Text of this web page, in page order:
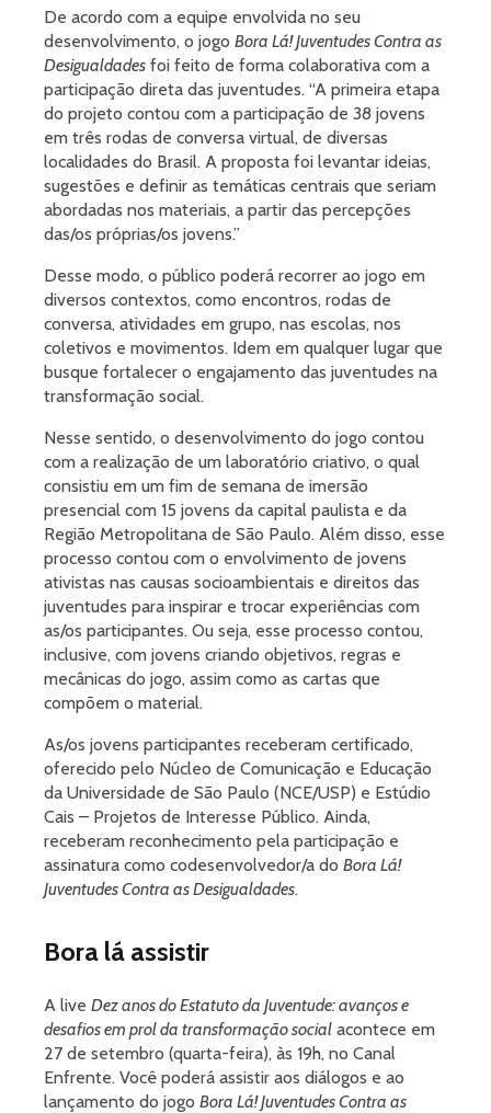
De acordo com a equipe envolvida no seu
desenvolvimento, o jogo Bora Lá! Juventudes Contra as
Desigualdades foi feito de forma colaborativa com a
participação direta das juventudes. “A primeira etapa
do projeto contou com a participação de 38 jovens
em três rodas de conversa virtual, de diversas
localidades do Brasil. A proposta foi levantar ideias,
sugestões e definir as temáticas centrais que seriam
abordadas nos materiais, a partir das percepções
das/os próprias/os jovens.”
Desse modo, o público poderá recorrer ao jogo em
diversos contextos, como encontros, rodas de
conversa, atividades em grupo, nas escolas, nos
coletivos e movimentos. Idem em qualquer lugar que
busque fortalecer o engajamento das juventudes na
transformação social.
Nesse sentido, o desenvolvimento do jogo contou
com a realização de um laboratório criativo, o qual
consistiu em um fim de semana de imersão
presencial com 15 jovens da capital paulista e da
Região Metropolitana de São Paulo. Além disso, esse
processo contou com o envolvimento de jovens
ativistas nas causas socioambientais e direitos das
juventudes para inspirar e trocar experiências com
as/os participantes. Ou seja, esse processo contou,
inclusive, com jovens criando objetivos, regras e
mecânicas do jogo, assim como as cartas que
compõem o material.
As/os jovens participantes receberam certificado,
oferecido pelo Núcleo de Comunicação e Educação
da Universidade de São Paulo (NCE/USP) e Estúdio
Cais – Projetos de Interesse Público. Ainda,
receberam reconhecimento pela participação e
assinatura como codesenvolvedor/a do Bora Lá!
Juventudes Contra as Desigualdades.
Bora lá assistir
A live Dez anos do Estatuto da Juventude: avanços e
desafios em prol da transformação social acontece em
27 de setembro (quarta-feira), às 19h, no Canal
Enfrente. Você poderá assistir aos diálogos e ao
lançamento do jogo Bora Lá! Juventudes Contra as